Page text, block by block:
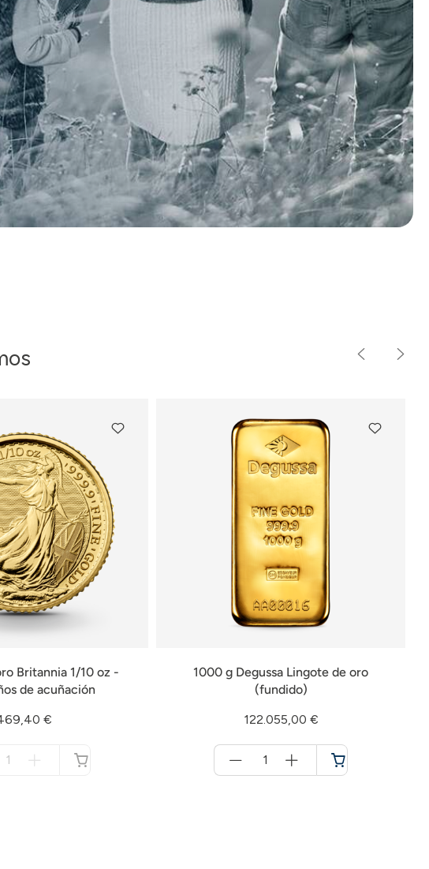
Britannia 1/10 oz -
de acuñación
€
1000 g Degussa Lingote de oro
(fundido)
122.055,00 €